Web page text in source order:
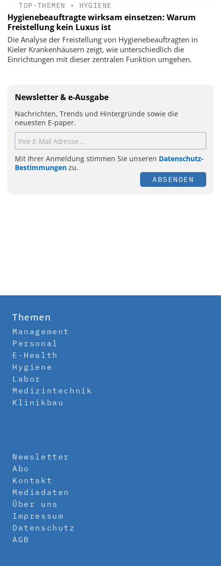
TOP-THEMEN • HYGIENE
Hygienebeauftragte wirksam einsetzen: Warum
Freistellung kein Luxus ist
Die Analyse der Freistellung von Hygienebeauftragten in
Kieler Krankenhäusern zeigt, wie unterschiedlich die
Einrichtungen mit dieser zentralen Funktion umgehen.
Newsletter & e-Ausgabe
Nachrichten, Trends und Hintergründe sowie die
neuesten E-paper.
Mit Ihrer Anmeldung stimmen Sie unseren Datenschutz-
Bestimmungen zu.
ABSENDEN
Themen
Management
Personal
E-Health
Hygiene
Labor
Medizintechnik
Klinikbau
Newsletter
Abo
Kontakt
Mediadaten
Über uns
Impressum
Datenschutz
AGB